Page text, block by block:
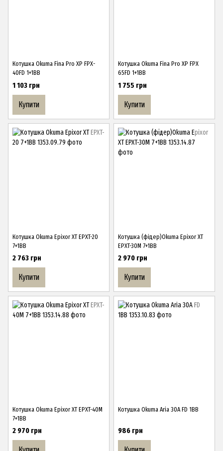
Котушка Okuma Fina Pro XP FPX-
40FD 1+1BB
1 103 грн
Купити
Котушка Okuma Fina Pro XP FPX
65FD 1+1BB
1 755 грн
Купити
Котушка Okuma Epixor XT EPXT-20
7+1BB
2 763 грн
Купити
Котушка (фідер)Okuma Epixor XT
EPXT-30M 7+1BB
2 970 грн
Купити
Котушка Okuma Epixor XT EPXT-40M
7+1BB
2 970 грн
Котушка Okuma Aria 30A FD 1BB
986 грн